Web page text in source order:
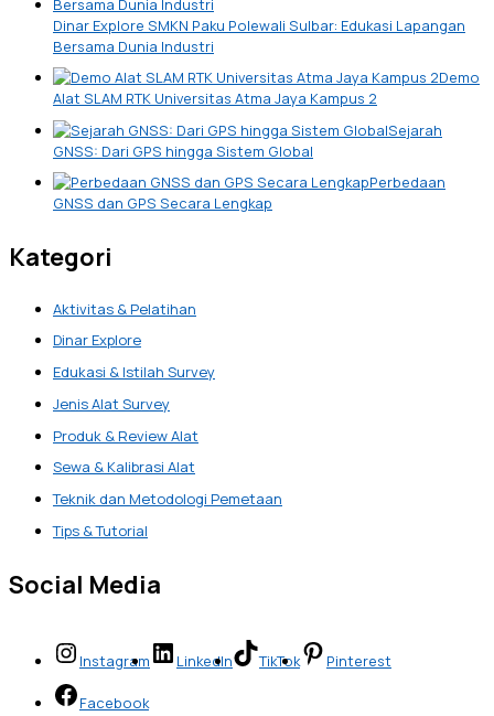
Dinar Explore SMKN Paku Polewali Sulbar: Edukasi Lapangan
Bersama Dunia Industri
Demo
Alat SLAM RTK Universitas Atma Jaya Kampus 2
Sejarah
GNSS: Dari GPS hingga Sistem Global
Perbedaan
GNSS dan GPS Secara Lengkap
Kategori
Aktivitas & Pelatihan
Dinar Explore
Edukasi & Istilah Survey
Jenis Alat Survey
Produk & Review Alat
Sewa & Kalibrasi Alat
Teknik dan Metodologi Pemetaan
Tips & Tutorial
Social Media
Instagram LinkedIn TikTok Pinterest
Facebook